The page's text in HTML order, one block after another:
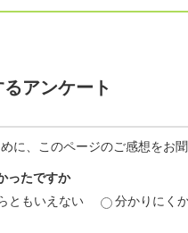
アンケート
に、このページのご感想をお聞
ったですか
ともいえない 分かりにく